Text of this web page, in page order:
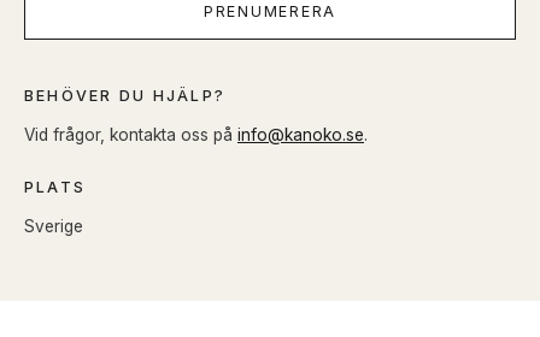
PRENUMERERA
BEHÖVER DU HJÄLP?
Vid frågor, kontakta oss på info@kanoko.se.
PLATS
Sverige